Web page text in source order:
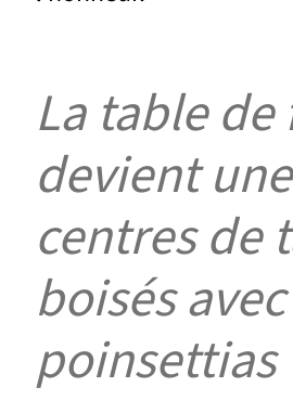
La table de
devient
centres de
boisés avec
poinsettias